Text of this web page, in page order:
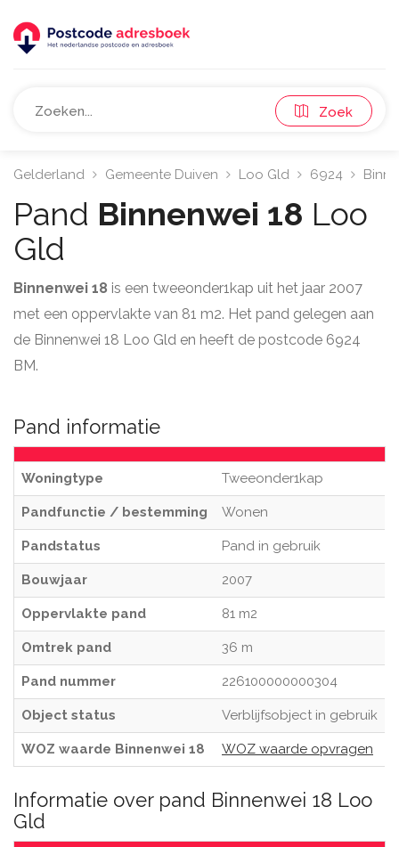
Zoek
Gelderland Gemeente Duiven Loo Gld 6924
Pand Binnenwei 18 Loo
Gld
Binnenwei 18 is een tweeonder1kap uit het jaar 2007
met een oppervlakte van 81 m2. Het pand gelegen aan
de Binnenwei 18 Loo Gld en heeft de postcode 6924
BM.
Pand informatie
Woningtype Tweeonder1kap
Pandfunctie / bestemming Wonen
Pandstatus Pand in gebruik
Bouwjaar 2007
Oppervlakte pand 81 m2
Omtrek pand 36 m
Pand nummer 226100000000304
Object status Verblijfsobject in gebruik
WOZ waarde Binnenwei 18 WOZ waarde opvragen
Informatie over pand Binnenwei 18 Loo
Gld